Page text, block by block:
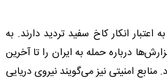
انکار کاخ سفید تردید دارند. به
درباره حمله به ایران را تا آخرین
امنیتی نیز می‌گویند نیروی دریایی